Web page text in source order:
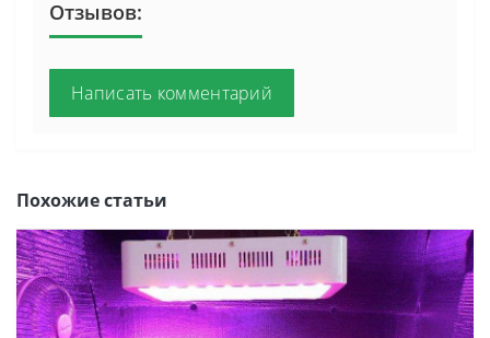
Отзывов:
Написать комментарий
Похожие статьи